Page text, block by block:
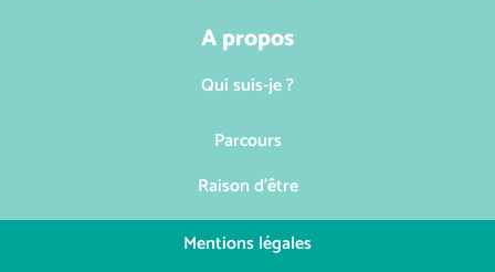
A propos
Qui suis-je ?
Parcours
Raison d'être
Mentions légales